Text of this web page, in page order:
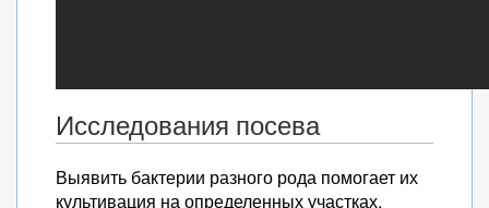
Исследования посева
Выявить бактерии разного рода помогает их
культивация на определенных участках.